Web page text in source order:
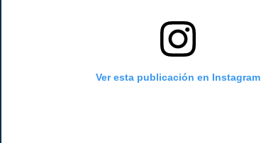
Ver esta publicación en Instagram